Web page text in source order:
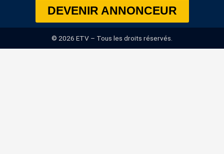
DEVENIR ANNONCEUR
© 2026 ETV – Tous les droits réservés.